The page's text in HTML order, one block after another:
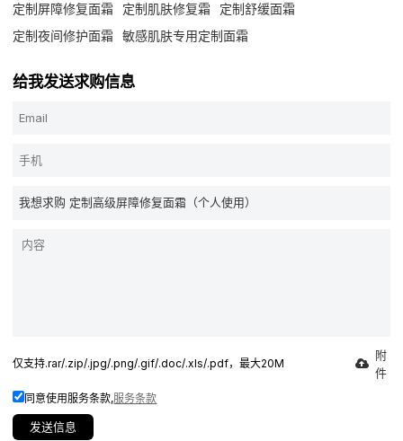
定制屏障修复面霜 定制肌肤修复霜
定制舒缓面霜
定制夜间修护面霜
敏感肌肤专用定制面霜
给我发送求购信息
仅支持.rar/.zip/.jpg/.png/.gif/.doc/.xls/.pdf，最大20M
附
件
同意使用服务条款,服务条款
发送信息